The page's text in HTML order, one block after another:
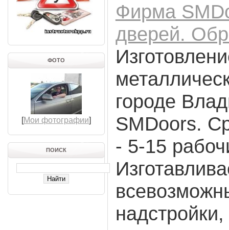
ФОТО
[Мои фотографии]
ПОИСК
Фирма
дверей.
городе
SMDoors.
- 5-15
надстройки,